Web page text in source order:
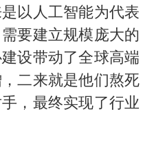
以人工智能为代表
要建立规模庞大的
设带动了全球高端
二来就是他们熬死
，最终实现了行业